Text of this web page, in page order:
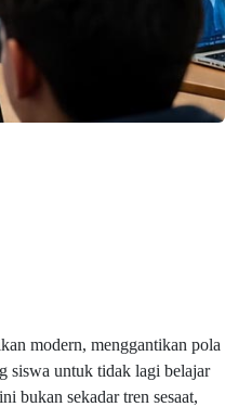
modern, menggantikan pola
siswa untuk tidak lagi belajar
bukan sekadar tren sesaat,